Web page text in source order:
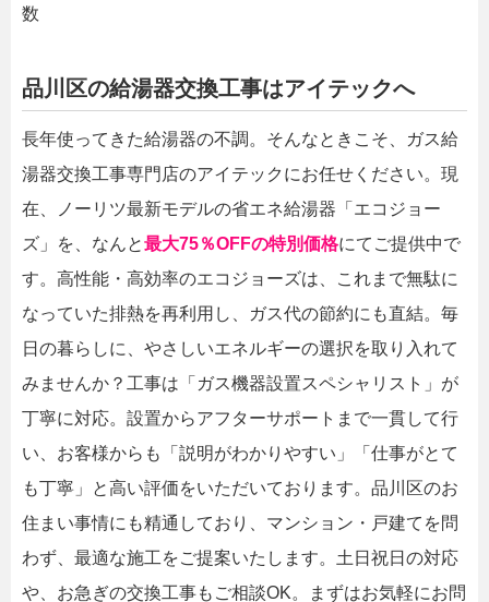
数
品川区の給湯器交換工事はアイテックへ
長年使ってきた給湯器の不調。そんなときこそ、ガス給
湯器交換工事専門店のアイテックにお任せください。現
在、ノーリツ最新モデルの省エネ給湯器「エコジョー
ズ」を、なんと最大75％OFFの特別価格にてご提供中で
す。高性能・高効率のエコジョーズは、これまで無駄に
なっていた排熱を再利用し、ガス代の節約にも直結。毎
日の暮らしに、やさしいエネルギーの選択を取り入れて
みませんか？工事は「ガス機器設置スペシャリスト」が
丁寧に対応。設置からアフターサポートまで一貫して行
い、お客様からも「説明がわかりやすい」「仕事がとて
も丁寧」と高い評価をいただいております。品川区のお
住まい事情にも精通しており、マンション・戸建てを問
わず、最適な施工をご提案いたします。土日祝日の対応
や、お急ぎの交換工事もご相談OK。まずはお気軽にお問